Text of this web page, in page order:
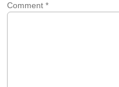
Comment *